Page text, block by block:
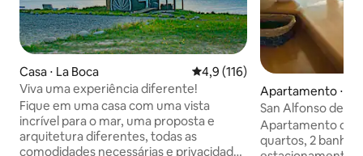
Casa ⋅ La Boca 4,9 de uma avaliação média de
4,9 (116)
Viva uma experiência diferente!
Fique em uma casa com uma vista
incrível para o mar, uma proposta e
arquitetura diferentes, todas as
comodidades necessárias e privacidade
Apartamento ⋅
San Alfonso del
caiaques/Wi-Fi
Apartamento
quartos, 2 banheiros, 2